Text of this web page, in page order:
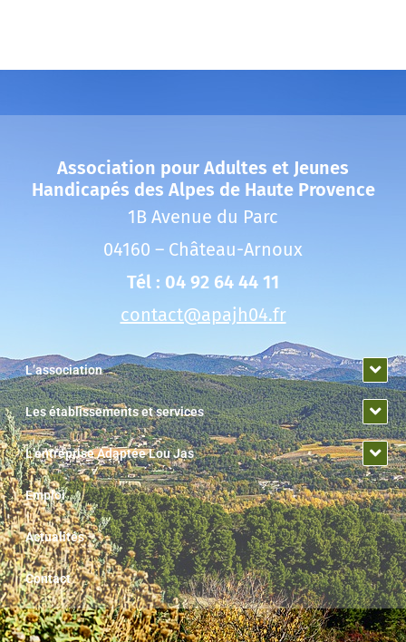
Association pour Adultes et Jeunes
Handicapés des Alpes de Haute Provence
1B Avenue du Parc
04160 – Château-Arnoux
Tél : 04 92 64 44 11
contact@apajh04.fr
L’association
Les établissements et services
L’entreprise Adaptée Lou Jas
Emploi
Actualités
Contact